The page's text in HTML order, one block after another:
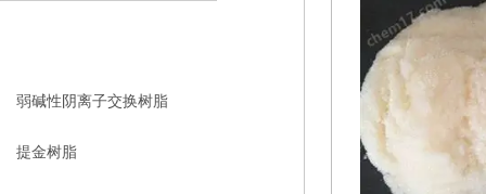
弱碱性阴离子交换树脂
提金树脂